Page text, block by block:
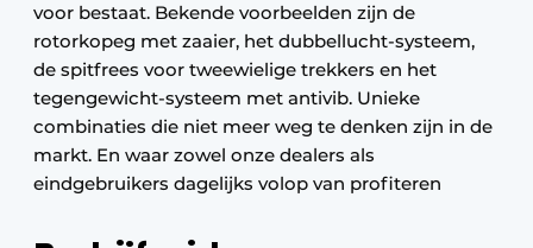
voor bestaat. Bekende voorbeelden zijn de
rotorkopeg met zaaier, het dubbellucht-systeem,
de spitfrees voor tweewielige trekkers en het
tegengewicht-systeem met antivib. Unieke
combinaties die niet meer weg te denken zijn in de
markt. En waar zowel onze dealers als
eindgebruikers dagelijks volop van profiteren